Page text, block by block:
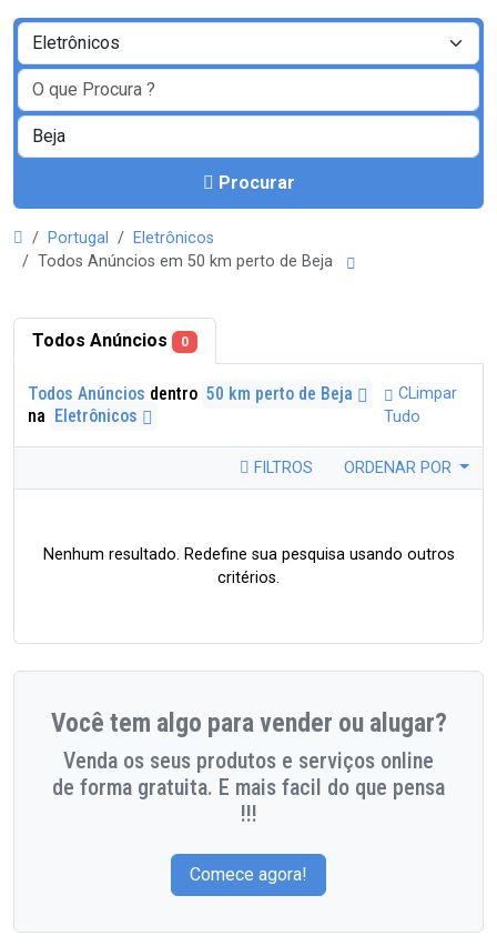
Procurar
Portugal
Eletrônicos
Todos Anúncios em 50 km perto de Beja
Todos Anúncios 0
Todos Anúncios dentro 50 km perto de Beja
na Eletrônicos
CLimpar
Tudo
FILTROS ORDENAR POR
Nenhum resultado. Redefine sua pesquisa usando outros
critérios.
Você tem algo para vender ou alugar?
Venda os seus produtos e serviços online
de forma gratuita. E mais facil do que pensa
!!!
Comece agora!